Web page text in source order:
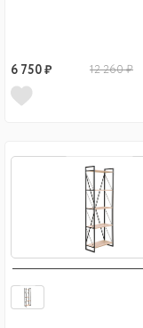
6 750 ₽ 12 260 ₽